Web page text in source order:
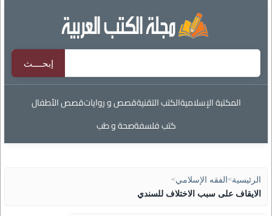
المكتبة الإسلاميةالكتب التقنيةقصص و رواياتقصص الأطفال
كتب فلسفةصحة و طب
الرئيسية> الفقه الإسلامي>
الايقاف على سبب الاختلاف للسندي